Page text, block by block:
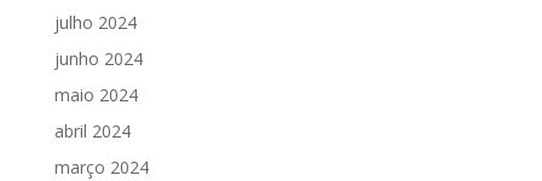
julho 2024
junho 2024
maio 2024
abril 2024
março 2024